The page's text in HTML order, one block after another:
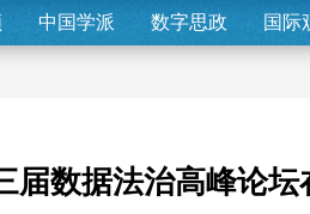
中国学派 数字思政 国际
届数据法治高峰论坛